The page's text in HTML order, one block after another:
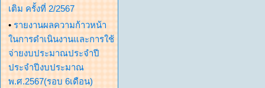
เติม ครั้งที่ 2/2567
• รายงานผลความก้าวหน้า
ในการดำเนินงานและการใช้
จ่ายงบประมาณประจำปี
ประจำปีงบประมาณ
พ.ศ.2567(รอบ 6เดือน)